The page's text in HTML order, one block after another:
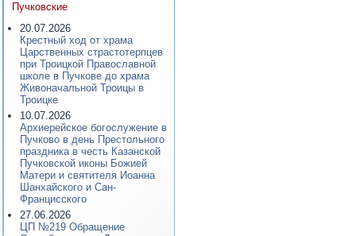
Пучковские
20.07.2026
Крестный ход от храма
Царственных страстотерпцев
при Троицкой Православной
школе в Пучкове до храма
Живоначальной Троицы в
Троицке
10.07.2026
Архиерейское богослужение в
Пучково в день Престольного
праздника в честь Казанской
Пучковской иконы Божией
Матери и святителя Иоанна
Шанхайского и Сан-
Францисского
27.06.2026
ЦП №219 Обращение